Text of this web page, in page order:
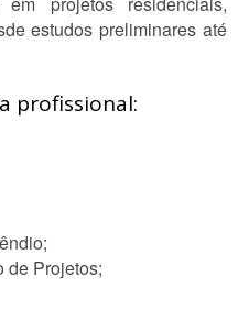
estudos preliminares até
profissional:
de Projetos;